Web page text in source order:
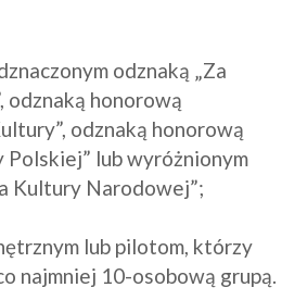
odznaką „Za
odznaką honorową
odznaką honorową
Polskiej” lub wyróżnionym
Kultury Narodowej”;
lub pilotom, którzy
najmniej 10-osobową grupą.